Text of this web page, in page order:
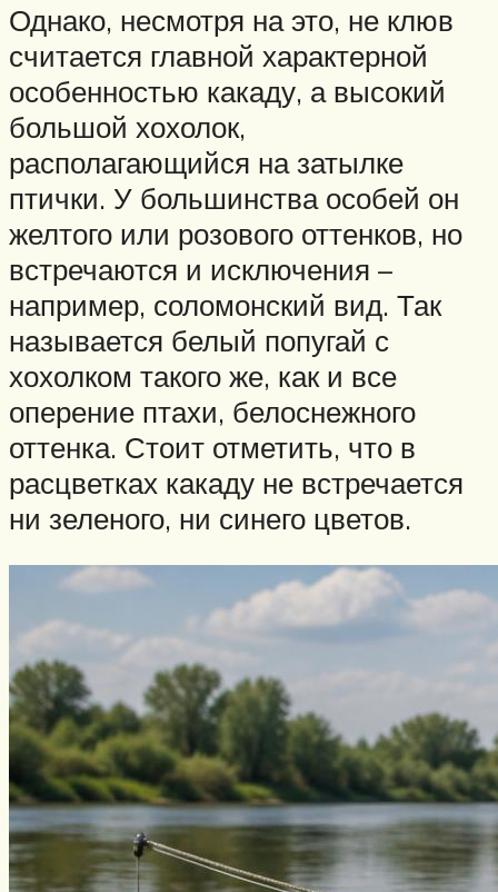
Однако, несмотря на это, не клюв
считается главной характерной
особенностью какаду, а высокий
большой хохолок,
располагающийся на затылке
птички. У большинства особей он
желтого или розового оттенков, но
встречаются и исключения –
например, соломонский вид. Так
называется белый попугай с
хохолком такого же, как и все
оперение птахи, белоснежного
оттенка. Стоит отметить, что в
расцветках какаду не встречается
ни зеленого, ни синего цветов.